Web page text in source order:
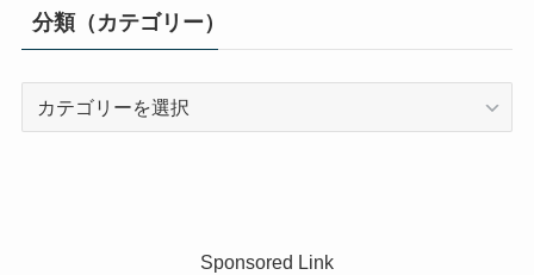
分類（カテゴリー）
Sponsored Link